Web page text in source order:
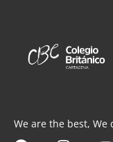
We are the best, We